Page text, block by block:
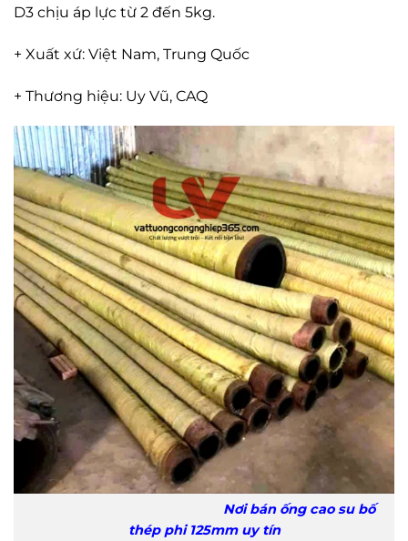
D3 chịu áp lực từ 2 đến 5kg.
+ Xuất xứ: Việt Nam, Trung Quốc
+ Thương hiệu: Uy Vũ, CAQ
Nơi bán ống cao su bố
thép phi 125mm uy tín